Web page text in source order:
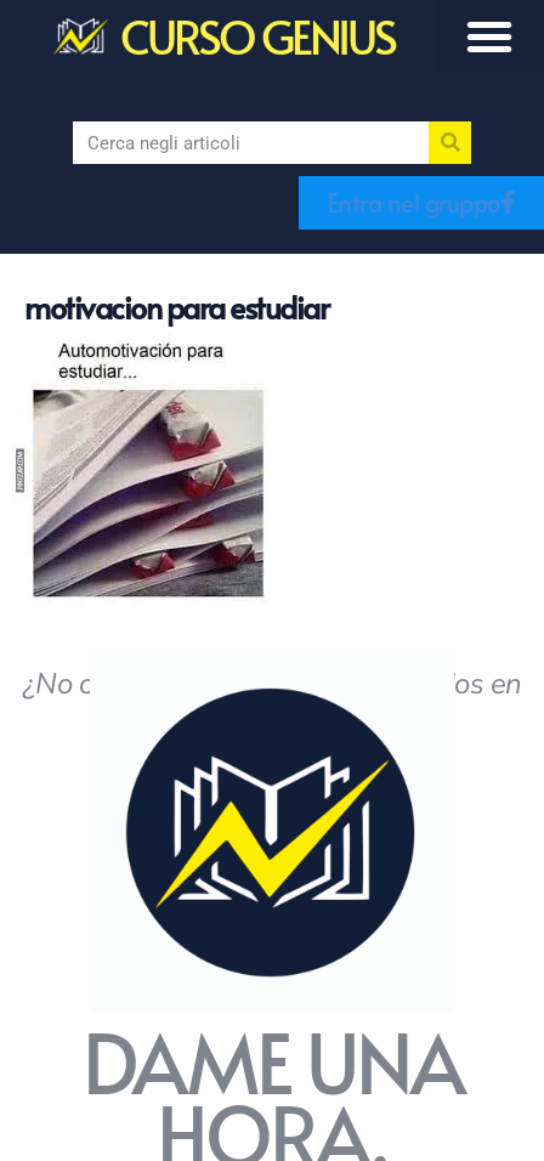
CURSO GENIUS
Entra nel gruppo
motivacion para estudiar
¿No obtiene los resultados deseados en
el estudio?
DAME UNA
HORA,